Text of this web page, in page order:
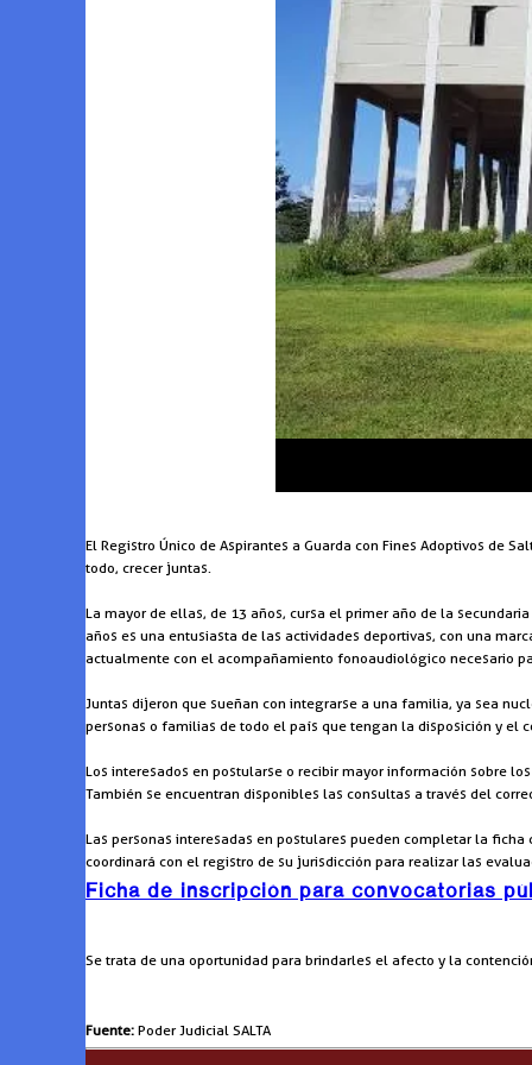
El Registro Único de Aspirantes a Guarda con Fines Adoptivos de
todo, crecer juntas.
La mayor de ellas, de 13 años, cursa el primer año de la
años es una entusiasta de las actividades deportivas, con una
actualmente con el acompañamiento fonoaudiológico necesario
Juntas dijeron que sueñan con integrarse a una familia, ya sea
personas o familias de todo el país que tengan la disposición y el
Los interesados en postularse o recibir mayor información sobre
También se encuentran disponibles las consultas a través del
Las personas interesadas en postulares pueden completar la
coordinará con el registro de su jurisdicción para realizar las
Ficha de inscripción para convocatorias
Se trata de una oportunidad para brindarles el afecto y la
Fuente: Poder Judicial SALTA